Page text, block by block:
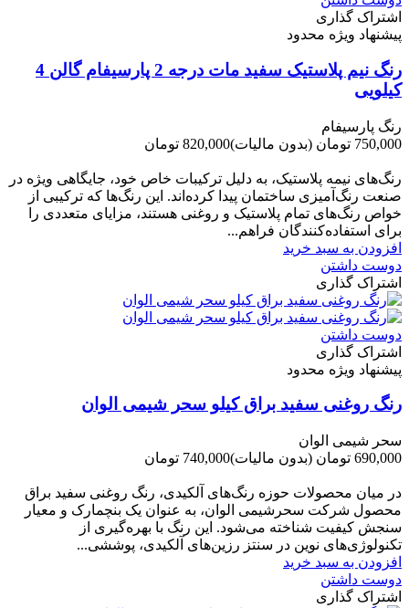
اشتراک گذاری
پیشنهاد ویژه محدود
رنگ نیم پلاستیک سفید مات درجه 2 پارسیفام گالن 4
کیلویی
رنگ پارسیفام
750,000 تومان
(بدون مالیات)820,000 تومان
رنگ‌های نیمه پلاستیک، به دلیل ترکیبات خاص خود، جایگاهی ویژه در
صنعت رنگ‌آمیزی ساختمان پیدا کرده‌اند. این رنگ‌ها که ترکیبی از
خواص رنگ‌های تمام پلاستیک و روغنی هستند، مزایای متعددی را
برای استفاده‌کنندگان فراهم...
افزودن به سبد خرید
دوست داشتن
اشتراک گذاری
دوست داشتن
اشتراک گذاری
پیشنهاد ویژه محدود
رنگ روغنی سفید براق کیلو سحر شیمی الوان
سحر شیمی الوان
690,000 تومان
(بدون مالیات)740,000 تومان
در میان محصولات حوزه رنگ‌های آلکیدی، رنگ روغنی سفید براق
محصول شرکت سحرشیمی الوان، به عنوان یک بنچمارک و معیار
سنجش کیفیت شناخته می‌شود. این رنگ با بهره‌گیری از
تکنولوژی‌های نوین در سنتز رزین‌های آلکیدی، پوششی...
افزودن به سبد خرید
دوست داشتن
اشتراک گذاری